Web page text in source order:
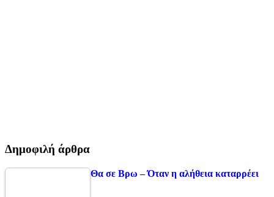
Δημοφιλή άρθρα
Θα σε Βρω – Όταν η αλήθεια καταρρέει